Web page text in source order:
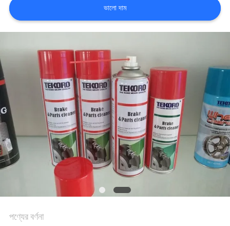
খবর
উদ্ধৃতি
অনুরোধ
করুন
সাইট
ম্যাপ
নীতি
ভালো দাম
পণ্যের বর্ণনা